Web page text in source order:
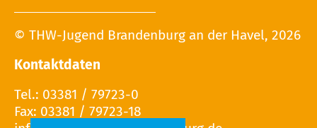
© THW-Jugend Brandenburg an der Havel, 2026
Kontaktdaten
Tel.: 03381 / 79723-0
Fax: 03381 / 79723-18